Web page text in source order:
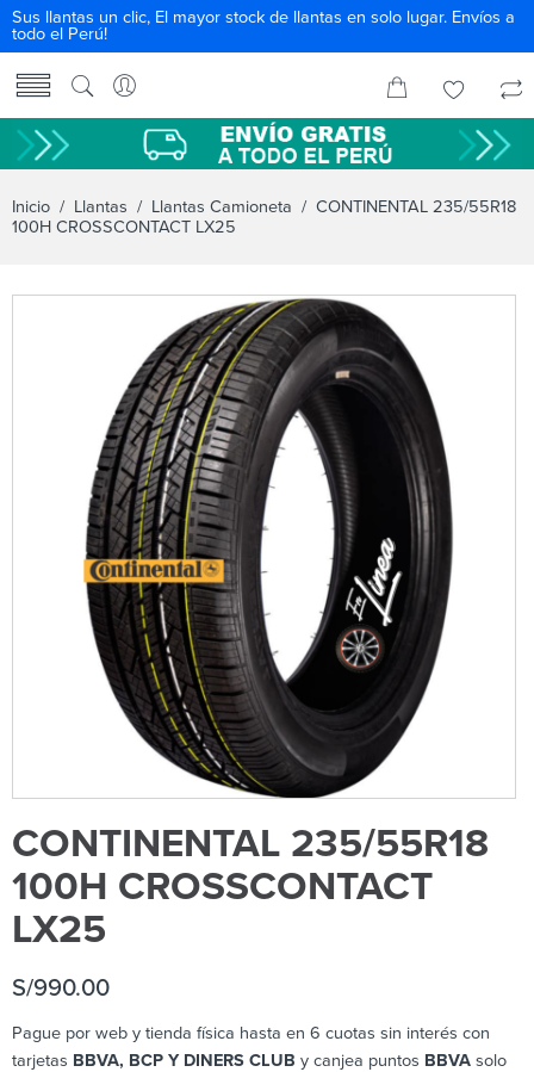
Sus llantas un clic, El mayor stock de llantas en solo lugar. Envíos a
todo el Perú!
Inicio / Llantas / Llantas Camioneta / CONTINENTAL 235/55R18
100H CROSSCONTACT LX25
CONTINENTAL 235/55R18
100H CROSSCONTACT
LX25
S/990.00
Pague por web y tienda física hasta en 6 cuotas sin interés con
tarjetas BBVA, BCP Y DINERS CLUB y canjea puntos BBVA solo